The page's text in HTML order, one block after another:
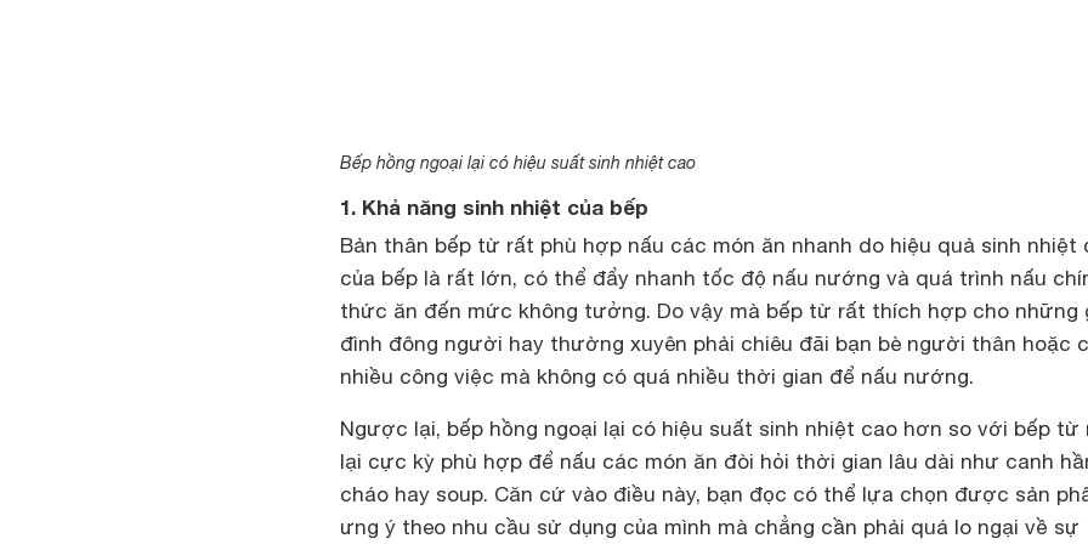
Bếp hồng ngoại lại có hiệu suất sinh nhiệt cao
1. Khả năng sinh nhiệt của bếp
Bản thân bếp từ rất phù hợp nấu các món ăn nhanh do hiệu quả sinh nhiệt
của bếp là rất lớn, có thể đẩy nhanh tốc độ nấu nướng và quá trình nấu
thức ăn đến mức không tưởng. Do vậy mà bếp từ rất thích hợp cho những
đình đông người hay thường xuyên phải chiêu đãi bạn bè người thân hoặc
nhiều công việc mà không có quá nhiều thời gian để nấu nướng.
Ngược lại, bếp hồng ngoại lại có hiệu suất sinh nhiệt cao hơn so với bếp từ
lại cực kỳ phù hợp để nấu các món ăn đòi hỏi thời gian lâu dài như canh
cháo hay soup. Căn cứ vào điều này, bạn đọc có thể lựa chọn được sản
ưng ý theo nhu cầu sử dụng của mình mà chẳng cần phải quá lo ngại về sự